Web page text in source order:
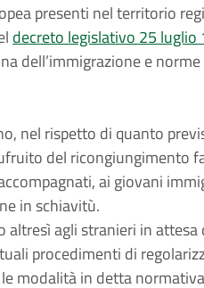
presenti nel territorio
decreto legislativo 25 luglio
dell’immigrazione e
nel rispetto di quanto
del ricongiungimento
ai giovani
in schiavitù.
altresì agli stranieri in
procedimenti di
modalità in detta